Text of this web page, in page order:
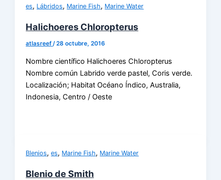
es, Lábridos, Marine Fish, Marine Water
Halichoeres Chloropterus
atlasreef/28 octubre, 2016
Nombre científico Halichoeres Chloropterus
Nombre común Labrido verde pastel, Coris verde.
Localización; Habitat Océano Índico, Australia,
Indonesia, Centro / Oeste
Blenios,es, Marine Fish, Marine Water
Blenio de Smith